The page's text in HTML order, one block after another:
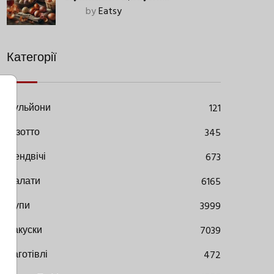
Старовинний Метод З
byEatsy
Категорії
Бульйони
121
Різотто
345
Сендвічі
673
Салати
6165
Супи
3999
Закуски
7039
Заготівлі
472